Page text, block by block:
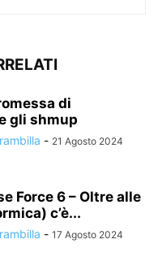
di
gli shmup
- 21 Agosto 2024
Force 6 – Oltre alle
c’è...
- 17 Agosto 2024